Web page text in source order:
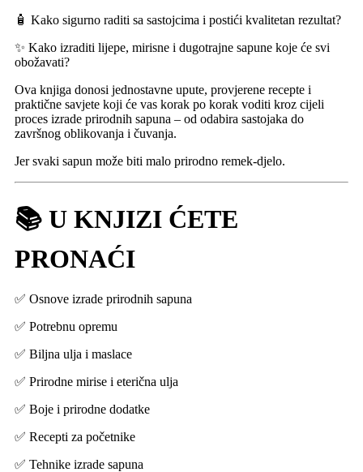
🧴 Kako sigurno raditi sa sastojcima i postići kvalitetan rezultat?
✨ Kako izraditi lijepe, mirisne i dugotrajne sapune koje će svi
obožavati?
Ova knjiga donosi jednostavne upute, provjerene recepte i
praktične savjete koji će vas korak po korak voditi kroz cijeli
proces izrade prirodnih sapuna – od odabira sastojaka do
završnog oblikovanja i čuvanja.
Jer svaki sapun može biti malo prirodno remek-djelo.
📚 U KNJIZI ĆETE
PRONAĆI
✅ Osnove izrade prirodnih sapuna
✅ Potrebnu opremu
✅ Biljna ulja i maslace
✅ Prirodne mirise i eterična ulja
✅ Boje i prirodne dodatke
✅ Recepti za početnike
✅ Tehnike izrade sapuna